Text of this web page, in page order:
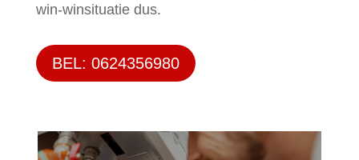
win-winsituatie dus.
BEL: 0624356980